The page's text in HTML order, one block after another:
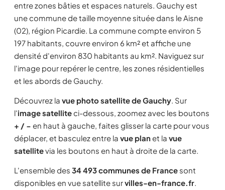
entre zones bâties et espaces naturels. Gauchy est
une commune de taille moyenne située dans le Aisne
(02), région Picardie. La commune compte environ 5
197 habitants, couvre environ 6 km² et affiche une
densité d'environ 830 habitants au km². Naviguez sur
l'image pour repérer le centre, les zones résidentielles
et les abords de Gauchy.
Découvrez la vue photo satellite de Gauchy. Sur
l'image satelliteci-dessous, zoomez avec les boutons
+ / − en haut à gauche, faites glisser la carte pour vous
déplacer, et basculez entre la vue planet la vue
satellitevia les boutons en haut à droite de la carte.
L'ensemble des 34 493 communes de France sont
disponibles en vue satellite survilles-en-france.fr.